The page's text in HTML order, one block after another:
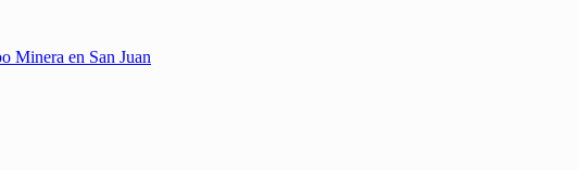
Minera en San Juan